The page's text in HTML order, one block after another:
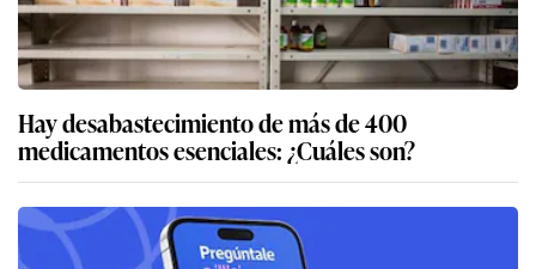
Hay desabastecimiento de más de 400
medicamentos esenciales: ¿Cuáles son?